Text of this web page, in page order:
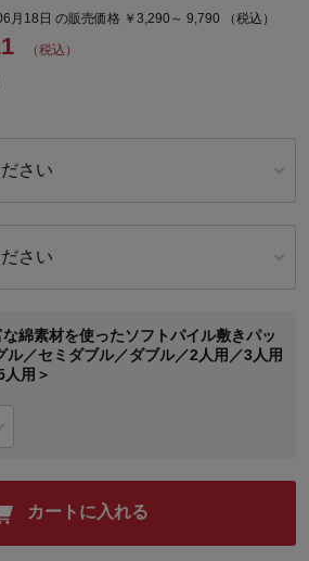
18日 の販売価格 ￥3,290～ 9,790 （税込）
（税込）
さい
さい
綿素材を使ったソフトパイル敷きパッ
ル／セミダブル／ダブル／2人用／3人用
人用＞
カートに入れる